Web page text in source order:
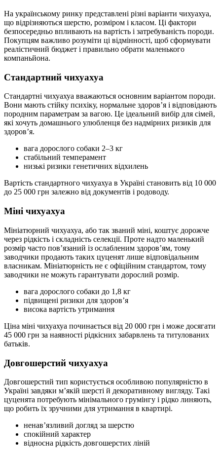
На українському ринку представлені різні варіанти чихуахуа,
що відрізняються шерстю, розміром і класом. Ці фактори
безпосередньо впливають на вартість і затребуваність породи.
Покупцям важливо розуміти ці відмінності, щоб сформувати
реалістичний бюджет і правильно обрати маленького
компаньйона.
Стандартний чихуахуа
Стандартні чихуахуа вважаються основним варіантом породи.
Вони мають стійку психіку, нормальне здоровʼя і відповідають
породним параметрам за вагою. Це ідеальний вибір для сімей,
які хочуть домашнього улюбленця без надмірних ризиків для
здоровʼя.
вага дорослого собаки 2–3 кг
стабільний темперамент
низькі ризики генетичних відхилень
Вартість стандартного чихуахуа в Україні становить від 10 000
до 25 000 грн залежно від документів і родоводу.
Міні чихуахуа
Мініатюрний чихуахуа, або так званий міні, коштує дорожче
через рідкість і складність селекції. Проте надто маленький
розмір часто повʼязаний із ослабленим здоровʼям, тому
заводчики продають таких цуценят лише відповідальним
власникам. Мініатюрність не є офіційним стандартом, тому
заводчики не можуть гарантувати дорослий розмір.
вага дорослого собаки до 1,8 кг
підвищені ризики для здоровʼя
висока вартість утримання
Ціна міні чихуахуа починається від 20 000 грн і може досягати
45 000 грн за наявності рідкісних забарвлень та титулованих
батьків.
Довгошерстий чихуахуа
Довгошерстий тип користується особливою популярністю в
Україні завдяки мʼякій шерсті й декоративному вигляду. Такі
цуценята потребують мінімального грумінгу і рідко линяють,
що робить їх зручними для утримання в квартирі.
ненавʼязливий догляд за шерстю
спокійний характер
відносна рідкість довгошерстих ліній